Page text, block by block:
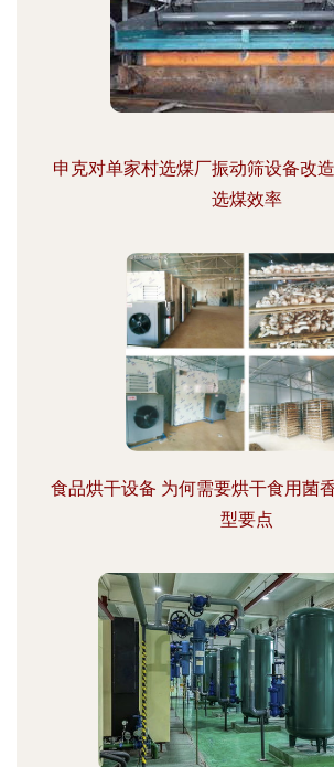
申克对单家村选煤厂振动筛设备改
选煤效率
食品烘干设备 为何需要烘干食用菌
型要点